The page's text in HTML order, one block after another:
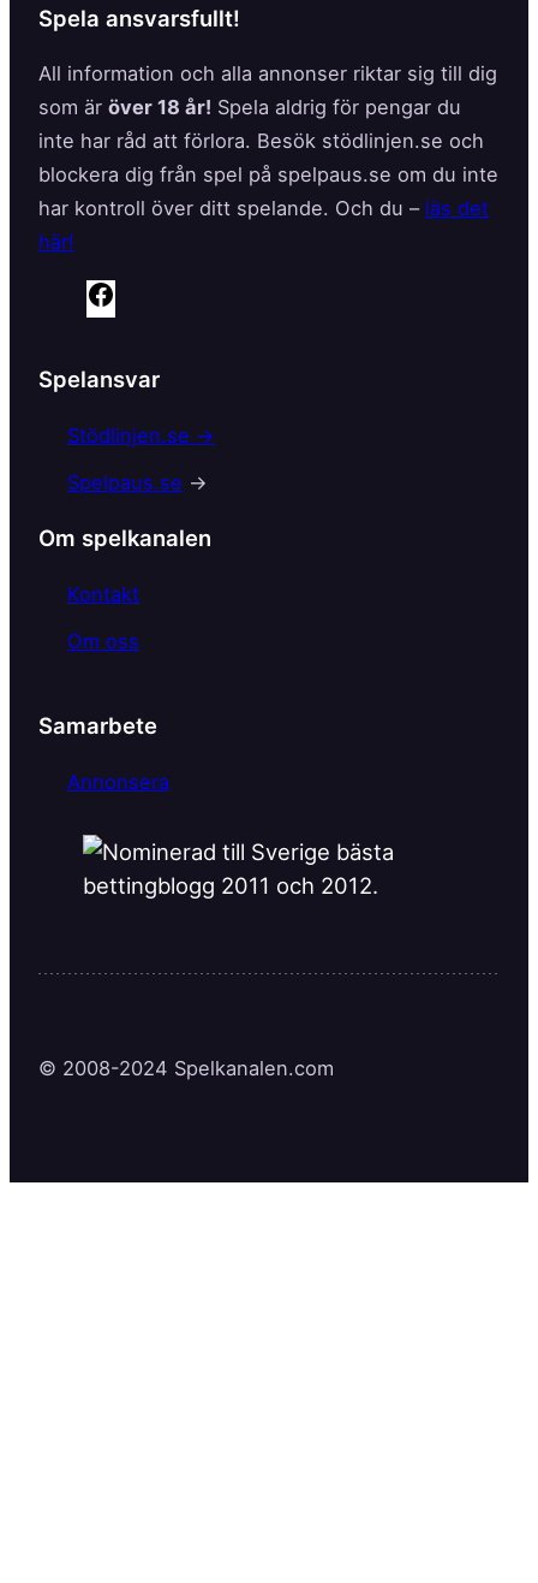
Spela ansvarsfullt!
All information och alla annonser riktar sig till dig
som är över 18 år! Spela aldrig för pengar du
inte har råd att förlora. Besök stödlinjen.se och
blockera dig från spel på spelpaus.se om du inte
har kontroll över ditt spelande. Och du – läs det
här!
e
b
o
k
Spelansvar
Stödlinjen.se →
Spelpaus.se →
Om spelkanalen
Kontakt
Om oss
Samarbete
Annonsera
© 2008-2024 Spelkanalen.com